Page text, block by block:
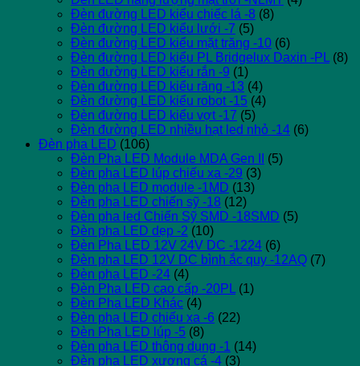
Đèn đường LED kiểu chiếc lá -8 (8)
Đèn đường LED kiểu lưới -7 (5)
Đèn đường LED kiểu mặt trăng -10 (6)
Đèn đường LED kiểu PL Bridgelux Daxin -PL (8)
Đèn đường LED kiểu rắn -9 (1)
Đèn đường LED kiểu răng -13 (4)
Đèn đường LED kiểu robot -15 (4)
Đèn đường LED kiểu vợt -17 (5)
Đèn đường LED nhiều hạt led nhỏ -14 (6)
Đèn pha LED (106)
Đèn Pha LED Module MDA Gen II
(5)
Đèn pha LED lúp chiếu xa -29 (3)
Đèn pha LED module -1MD (13)
Đèn pha LED chiến sỹ -18 (12)
Đèn pha led Chiến Sỹ SMD -18SMD (5)
Đèn pha LED dẹp -2 (10)
Đèn Pha LED 12V 24V DC -1224 (6)
Đèn pha LED 12V DC bình ắc quy -12AQ (7)
Đèn pha LED -24 (4)
Đèn Pha LED cao cấp -20PL (1)
Đèn Pha LED Khác (4)
Đèn pha LED chiếu xa -6 (22)
Đèn Pha LED lúp -5 (8)
Đèn pha LED thông dụng -1 (14)
Đèn pha LED xương cá -4 (3)